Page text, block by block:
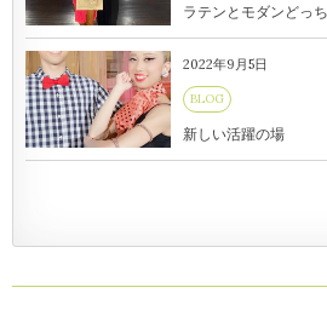
ラテンとモダンどっ
2022年9月5日
BLOG
新しい活躍の場